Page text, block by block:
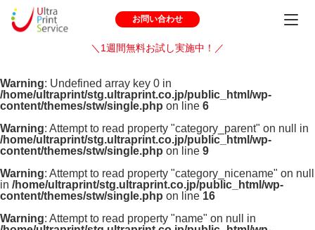
お問い合わせ
＼1週間無料お試し実施中！／
Warning: Undefined array key 0 in
/home/ultraprint/stg.ultraprint.co.jp/public_html/wp-
content/themes/stw/single.php on line 6
Warning: Attempt to read property "category_parent" on null in
/home/ultraprint/stg.ultraprint.co.jp/public_html/wp-
content/themes/stw/single.php on line 9
Warning: Attempt to read property "category_nicename" on null
in /home/ultraprint/stg.ultraprint.co.jp/public_html/wp-
content/themes/stw/single.php on line 16
Warning: Attempt to read property "name" on null in